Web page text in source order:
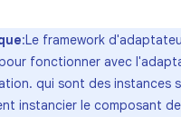
:Le framework
fonctionner avec
qui sont des instances
instancier le composant